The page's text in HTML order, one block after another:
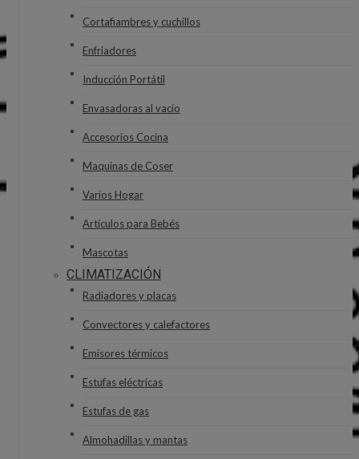
Cortafiambres y cuchillos
Enfriadores
Inducción Portátil
Envasadoras al vacío
Accesorios Cocina
Maquinas de Coser
Varios Hogar
Artículos para Bebés
Mascotas
CLIMATIZACIÓN
Radiadores y placas
Convectores y calefactores
Emisores térmicos
Estufas eléctricas
Estufas de gas
Almohadillas y mantas